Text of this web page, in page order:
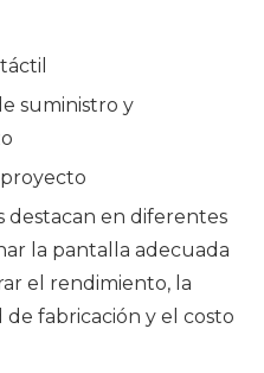
suministro y
destacan en diferentes
la pantalla adecuada
el rendimiento, la
fabricación y el costo